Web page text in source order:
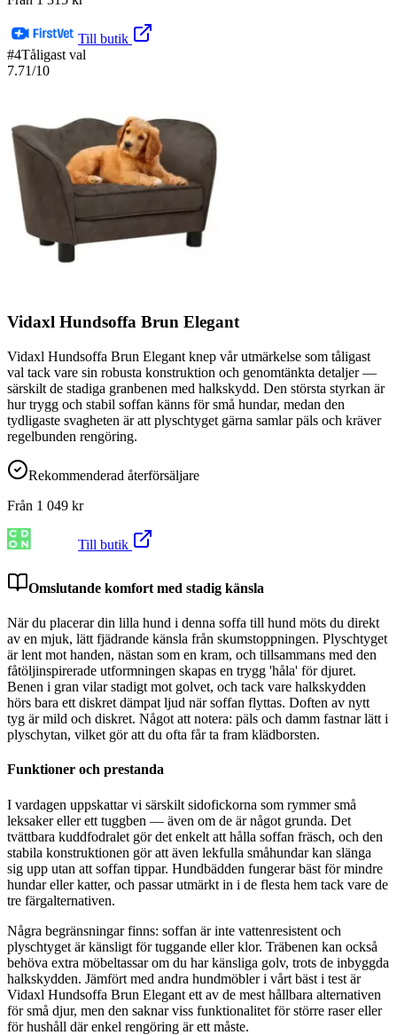
Till butik
#4Tåligast val
7.71/10
Vidaxl Hundsoffa Brun Elegant
Vidaxl Hundsoffa Brun Elegant knep vår utmärkelse som tåligast
val tack vare sin robusta konstruktion och genomtänkta detaljer —
särskilt de stadiga granbenen med halkskydd. Den största styrkan är
hur trygg och stabil soffan känns för små hundar, medan den
tydligaste svagheten är att plyschtyget gärna samlar päls och kräver
regelbunden rengöring.
Rekommenderad återförsäljare
Från 1 049 kr
Till butik
Omslutande komfort med stadig känsla
När du placerar din lilla hund i denna soffa till hund möts du direkt
av en mjuk, lätt fjädrande känsla från skumstoppningen. Plyschtyget
är lent mot handen, nästan som en kram, och tillsammans med den
fåtöljinspirerade utformningen skapas en trygg 'håla' för djuret.
Benen i gran vilar stadigt mot golvet, och tack vare halkskydden
hörs bara ett diskret dämpat ljud när soffan flyttas. Doften av nytt
tyg är mild och diskret. Något att notera: päls och damm fastnar lätt i
plyschytan, vilket gör att du ofta får ta fram klädborsten.
Funktioner och prestanda
I vardagen uppskattar vi särskilt sidofickorna som rymmer små
leksaker eller ett tuggben — även om de är något grunda. Det
tvättbara kuddfodralet gör det enkelt att hålla soffan fräsch, och den
stabila konstruktionen gör att även lekfulla småhundar kan slänga
sig upp utan att soffan tippar. Hundbädden fungerar bäst för mindre
hundar eller katter, och passar utmärkt in i de flesta hem tack vare de
tre färgalternativen.
Några begränsningar finns: soffan är inte vattenresistent och
plyschtyget är känsligt för tuggande eller klor. Träbenen kan också
behöva extra möbeltassar om du har känsliga golv, trots de inbyggda
halkskydden. Jämfört med andra hundmöbler i vårt bäst i test är
Vidaxl Hundsoffa Brun Elegant ett av de mest hållbara alternativen
för små djur, men den saknar viss funktionalitet för större raser eller
för hushåll där enkel rengöring är ett måste.